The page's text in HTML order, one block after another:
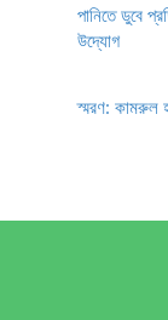
পানিতে ডুবে
উদ্যোগ
স্মরণ: কামরুল